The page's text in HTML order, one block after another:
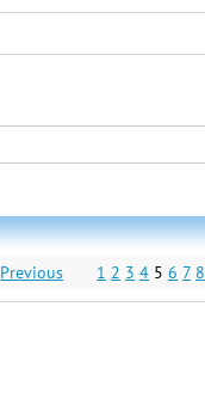
Previous 1 2 3 4 5 6 7 8